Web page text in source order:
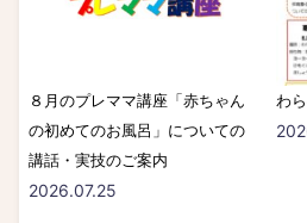
８月のプレママ講座「赤ちゃん
の初めてのお風呂」についての
講話・実技のご案内
2026.07.25
わ